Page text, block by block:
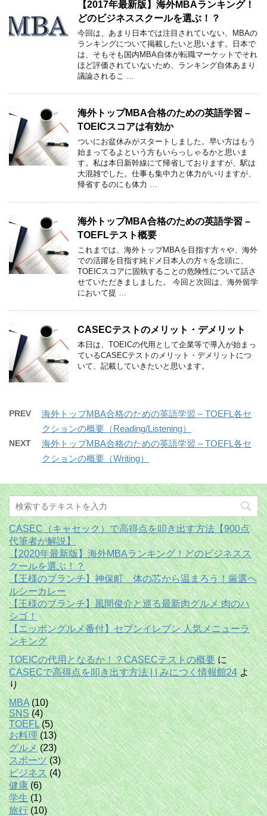
【2017年最新版】海外MBAランキング！
どのビジネススクールを選ぶ！？
今回は、あまり日本では注目されていない、MBAの
ランキングについて掲載したいと思います。日本で
は、そもそも国内MBA自体が転職マーケットでそれ
ほど評価されていないため、ランキング自体あまり
議論されるこ …
海外トップMBA合格のための英語学習 –
TOEICスコアは有効か
ついにお盆休みがスタートしました。早い方はもう
始まってるよという方もいらっしゃるかと思いま
す。私は本日新幹線にて帰省しておりますが、駅は
大混雑でした。仕事も集中力と体力がいりますが、
帰省するのにも体力 …
海外トップMBA合格のための英語学習 –
TOEFLテスト概要
これまでは、海外トップMBAを目指す方々や、海外
での活躍を目指す純ドメ日本人の方々を念頭に、
TOEICスコアに固執することの危険性について話さ
せていただきましました。 今回と次回は、海外留学
において提 …
CASECテストのメリット・デメリット
本日は、TOEICの代用として企業等で導入が始まっ
ているCASECテストのメリット・デメリットにつ
いて、記載していきたいと思います。
PREV
海外トップMBA合格のための英語学習 – TOEFL各セ
クションの概要（Reading/Listening）
NEXT
海外トップMBA合格のための英語学習 – TOEFL各セ
クションの概要（Writing）
CASEC（キャセック）で高得点を叩き出す方法【900点
代筆者が解説】
【2020年最新版】海外MBAランキング！どのビジネスス
クールを選ぶ！？
【王様のブランチ】神保町 体の芯から温まろう！厳選ヘ
ルシーカレー
【王様のブランチ】風間俊介と巡る最新肉グルメ 肉のハ
シゴ！
【ニッポングルメ番付】セブンイレブン 人気メニューラ
ンキング
TOEICの代用となるか！？CASECテストの概要に
CASECで高得点を叩き出す方法 | | みにつく情報館24よ
り
MBA(10)
SNS(4)
TOEFL(5)
お料理(13)
グルメ(23)
スポーツ(3)
ビジネス(4)
健康(6)
学生(1)
旅行(10)